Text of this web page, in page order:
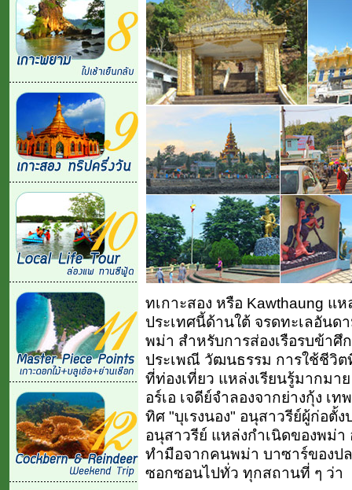
ทเกาะสอง หรือ Kawthaung
ประเทศนี้ด้านใต้ จรดทะเลอัน
พม่า สำหรับการส่องเรือรบข้าศึ
ประเพณี วัฒนธรรม การใช้ชีวิ
ที่ท่องเที่ยว แหล่งเรียนรู้มากมา
อร์เอ เจดีย์จำลองจากย่างกุ้ง เ
ทิศ "บุเรงนอง" อนุสาวรีย์ผู้ก่อตั้
อนุสาวรีย์ แหล่งกำเนิดของพม่า
ทำมือจากคนพม่า บาซาร์ของป
ซอกซอนไปทั่ว ทุกสถานที่ ๆ ว่า